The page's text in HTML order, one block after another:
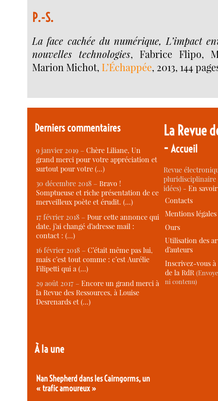
P.-S.
La face cachée du numérique, L’impact
nouvelles technologies, Fabrice Flipo,
Marion Michot, L’Échappée, 2013, 144
Derniers commentaires
9 janvier 2019 –Chère Liliane, Un
grand merci pour votre appréciation et
surtout pour votre (…)
30 décembre 2018 –Bravo !
Somptueuse et riche présentation de ce
merveilleux poète et érudit. (…)
17 février 2018 –Pour cette annonce qui
date, j’ai changé d’adresse mail :
contact : (…)
16 février 2018 –C’était même pas lui,
mais c’est tout comme : c’est Aurélie
Filipetti qui a (…)
29 août 2017 –Encore un grand merci à
la Revue des Ressources, à Louise
Desrenards et (…)
À la une
Nan Shepherd dans les Cairngorms, un
« trafic amoureux »
La Revue
-Accueil
Revue
idées) -En
Contacts
Mentions légales
Ours
Utilisation des
d’auteurs
Inscrivez-vous
de la RdR
ni contenu)